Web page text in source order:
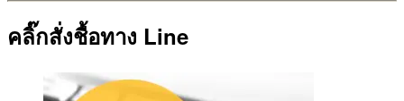
คลิ๊กสั่งชื้อทาง Line